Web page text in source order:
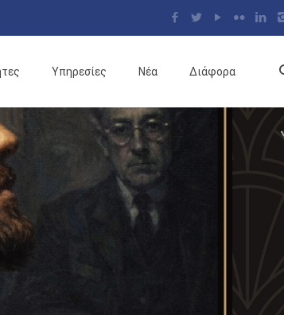
Υπηρεσίες Νέα Διάφορα